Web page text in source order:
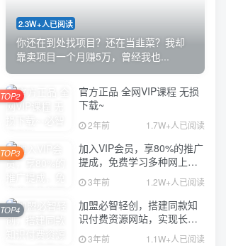
2.3W+人已阅读
你还在到处找项目？还在当韭菜？我却
靠卖项目一个月赚5万，曾经我也...
官方正品 全网VIP课程 无损
下载~
2年前 1.7W+人已阅读
TOP2
加入VIP会员，享80%的推广
提成，免费学习多种网上创
业课程，菜鸟秒变大神！
3年前 1.2W+人已阅读
TOP3
加盟必智轻创，搭建同款知
识付费资源网站，实现长期
稳定被动收入~
3年前 1.1W+人已阅读
TOP4